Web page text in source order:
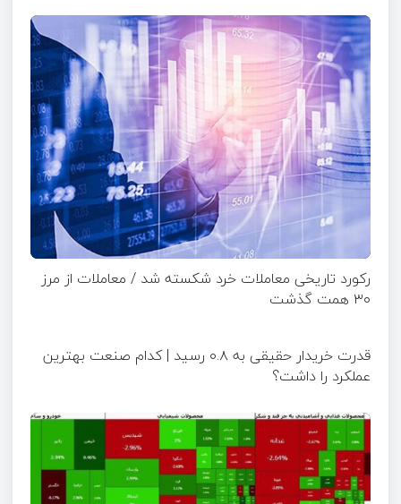
رکورد تاریخی معاملات خرد شکسته شد / معاملات از مرز
۳۰ همت گذشت
قدرت خریدار حقیقی به ۰.۸ رسید | کدام صنعت بهترین
عملکرد را داشت؟